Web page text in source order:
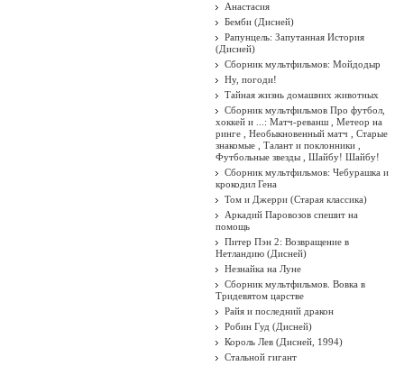
Анастасия
Бемби (Дисней)
Рапунцель: Запутанная История
(Дисней)
Сборник мультфильмов: Мойдодыр
Ну, погоди!
Тайная жизнь домашних животных
Сборник мультфильмов Про футбол,
хоккей и ...: Матч-реванш , Метеор на
ринге , Необыкновенный матч , Старые
знакомые , Талант и поклонники ,
Футбольные звезды , Шайбу! Шайбу!
Сборник мультфильмов: Чебурашка и
крокодил Гена
Том и Джерри (Старая классика)
Аркадий Паровозов спешит на
помощь
Питер Пэн 2: Возвращение в
Нетландию (Дисней)
Незнайка на Луне
Сборник мультфильмов. Вовка в
Тридевятом царстве
Райя и последний дракон
Робин Гуд (Дисней)
Король Лев (Дисней, 1994)
Стальной гигант